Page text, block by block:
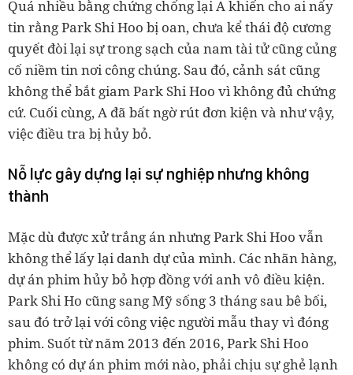
Quá nhiều bằng chứng chống lại A khiến cho ai nấy
tin rằng Park Shi Hoo bị oan, chưa kể thái độ cương
quyết đòi lại sự trong sạch của nam tài tử cũng củng
cố niềm tin nơi công chúng. Sau đó, cảnh sát cũng
không thể bắt giam Park Shi Hoo vì không đủ chứng
cứ. Cuối cùng, A đã bất ngờ rút đơn kiện và như vậy,
việc điều tra bị hủy bỏ.
Nỗ lực gây dựng lại sự nghiệp nhưng không
thành
Mặc dù được xử trắng án nhưng Park Shi Hoo vẫn
không thể lấy lại danh dự của mình. Các nhãn hàng,
dự án phim hủy bỏ hợp đồng với anh vô điều kiện.
Park Shi Ho cũng sang Mỹ sống 3 tháng sau bê bối,
sau đó trở lại với công việc người mẫu thay vì đóng
phim. Suốt từ năm 2013 đến 2016, Park Shi Hoo
không có dự án phim mới nào, phải chịu sự ghẻ lạnh